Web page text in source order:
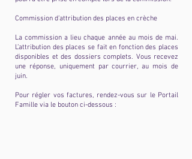
Commission d’attribution des places en crèche
La commission a lieu chaque année au mois de mai.
L’attribution des places se fait en fonction des places
disponibles et des dossiers complets. Vous recevez
une réponse, uniquement par courrier, au mois de
juin.
Pour régler vos factures, rendez-vous sur le Portail
Famille via le bouton ci-dessous :